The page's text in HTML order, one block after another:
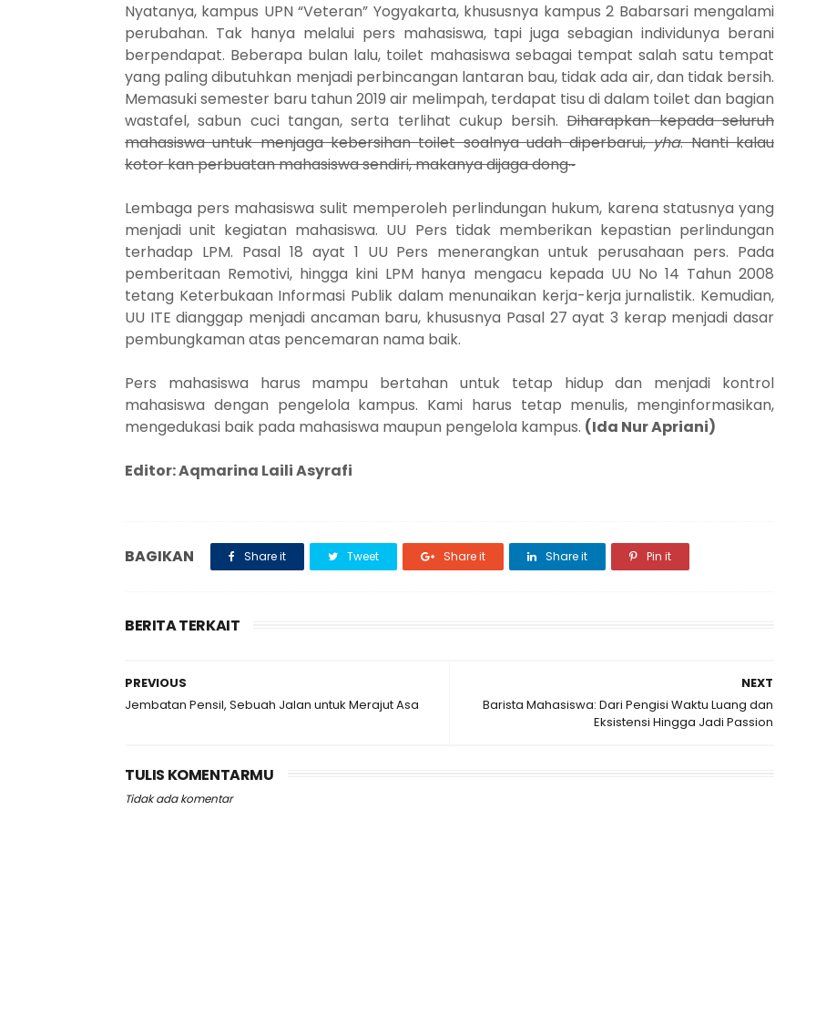
Nyatanya, kampus UPN “Veteran” Yogyakarta, khususnya kampus 2 Babarsari mengalami
perubahan. Tak hanya melalui pers mahasiswa, tapi juga sebagian individunya berani
berpendapat. Beberapa bulan lalu, toilet mahasiswa sebagai tempat salah satu tempat
yang paling dibutuhkan menjadi perbincangan lantaran bau, tidak ada air, dan tidak bersih.
Memasuki semester baru tahun 2019 air melimpah, terdapat tisu di dalam toilet dan bagian
wastafel, sabun cuci tangan, serta terlihat cukup bersih.Diharapkan kepada seluruh
mahasiswa untuk menjaga kebersihan toilet soalnya udah diperbarui,yha. Nanti kalau
kotor kan perbuatan mahasiswa sendiri, makanya dijaga dong~
Lembaga pers mahasiswa sulit memperoleh perlindungan hukum, karena statusnya yang
menjadi unit kegiatan mahasiswa. UU Pers tidak memberikan kepastian perlindungan
terhadap LPM. Pasal 18 ayat 1 UU Pers menerangkan untuk perusahaan pers. Pada
pemberitaan Remotivi, hingga kini LPM hanya mengacu kepada UU No 14 Tahun 2008
tetang Keterbukaan Informasi Publik dalam menunaikan kerja-kerja jurnalistik. Kemudian,
UU ITE dianggap menjadi ancaman baru, khususnya Pasal 27 ayat 3 kerap menjadi dasar
pembungkaman atas pencemaran nama baik.
Pers mahasiswa harus mampu bertahan untuk tetap hidup dan menjadi kontrol
mahasiswa dengan pengelola kampus. Kami harus tetap menulis, menginformasikan,
mengedukasi baik pada mahasiswa maupun pengelola kampus. (Ida Nur Apriani)
Editor: Aqmarina Laili Asyrafi
BAGIKAN Share it Tweet Share it Share it Pin it
BERITA TERKAIT
NEXT
Barista Mahasiswa: Dari Pengisi Waktu Luang dan
Eksistensi Hingga Jadi Passion
PREVIOUS
Jembatan Pensil, Sebuah Jalan untuk Merajut Asa
TULIS KOMENTARMU
Tidak ada komentar